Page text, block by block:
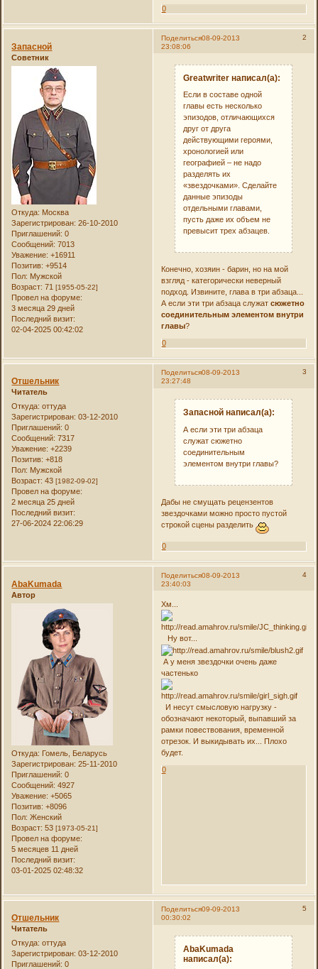
0
Поделиться 2
08-09-2013
23:08:06
Запасной
Советник
Откуда: Москва
Зарегистрирован: 26-10-2010
Приглашений: 0
Сообщений: 7013
Уважение: +16911
Позитив: +9514
Пол: Мужской
Возраст: 71[1955-05-22]
Провел на форуме:
3 месяца 29 дней
Последний визит:
02-04-2025 00:42:02
Greatwriter написал(а):
Если в составе одной
главы есть несколько
эпизодов, отличающихся
друг от друга
действующими героями,
хронологией или
географией – не надо
разделять их
«звездочками». Сделайте
данные эпизоды
отдельными главами,
пусть даже их объем не
превысит трех абзацев.
Конечно, хозяин - барин, но на мой
взгляд - категорически неверный
подход. Извините, глава в три абзаца...
А если эти три абзаца служат сюжетно
соединительным элементом внутри
главы?
0
Поделиться 3
08-09-2013
23:27:48
Отшельник
Читатель
Откуда: оттуда
Зарегистрирован: 03-12-2010
Приглашений: 0
Сообщений: 7317
Уважение: +2239
Позитив: +818
Пол: Мужской
Возраст: 43[1982-09-02]
Провел на форуме:
2 месяца 25 дней
Последний визит:
27-06-2024 22:06:29
Запасной написал(а):
А если эти три абзаца
служат сюжетно
соединительным
элементом внутри главы?
Дабы не смущать рецензентов
звездочками можно просто пустой
строкой сцены разделить
0
Поделиться 4
08-09-2013
23:40:03
AbaKumada
Автор
Откуда: Гомель, Беларусь
Зарегистрирован: 25-11-2010
Приглашений: 0
Сообщений: 4927
Уважение: +5065
Позитив: +8096
Пол: Женский
Возраст: 53[1973-05-21]
Провел на форуме:
5 месяцев 11 дней
Последний визит:
03-01-2025 02:48:32
Хм...
Ну вот...
А у меня звездочки очень даже
частенько
И несут смысловую нагрузку -
обозначают некоторый, выпавший за
рамки повествования, временной
отрезок. И выкидывать их... Плохо
будет.
0
Поделиться 5
09-09-2013
00:30:02
Отшельник
Читатель
Откуда: оттуда
Зарегистрирован: 03-12-2010
Приглашений: 0
AbaKumada
написал(а):